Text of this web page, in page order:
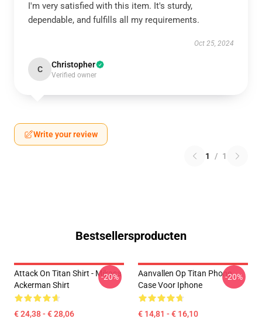
I'm very satisfied with this item. It's sturdy,
dependable, and fulfills all my requirements.
Oct 25, 2024
C Christopher
Verified owner
Write your review
1 / 1
Bestsellersproducten
Attack On Titan Shirt - Mikasa
Ackerman Shirt
€ 24,38 - € 28,06
-20%
Aanvallen Op Titan Phone
Case Voor Iphone
€ 14,81 - € 16,10
-20%